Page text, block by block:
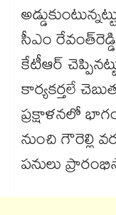
సీఎం
కేటీఆర్
కార్యకర్తలే
ప్రక్షాళనలో
నుంచి గౌరెల్లి
పనులు